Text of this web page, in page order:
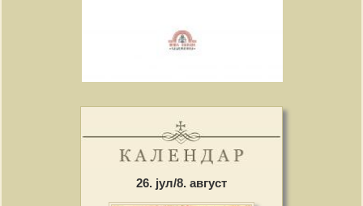
26. јул/8. август